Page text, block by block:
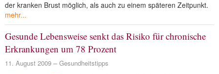
der kranken Brust möglich, als auch zu einem späteren Zeitpunkt.
mehr...
Gesunde Lebensweise senkt das Risiko für chronische
Erkrankungen um 78 Prozent
11. August 2009 Gesundheitstipps